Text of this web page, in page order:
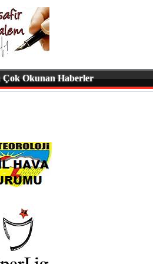
Çok Okunan Haberler